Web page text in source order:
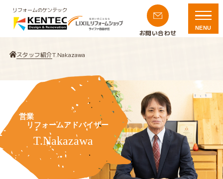
リフォームのケンテック
お問い合わせ
NENU
スタッフ紹介T.Nakazawa
営業
リフォームアドバイザー
T.Nakazawa